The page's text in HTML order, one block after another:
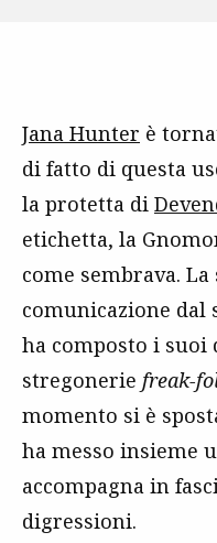
Jana Hunter è
di fatto di questa
la protetta di
etichetta, la
come sembrava.
comunicazione dal
ha composto i
stregonerie freak-
momento si è
ha messo insieme
accompagna in
digressioni.